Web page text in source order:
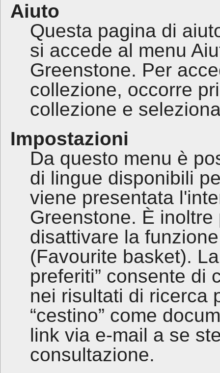
Aiuto
Questa pagina di
si accede al menu
Greenstone. Per
collezione, occorre
collezione e
Impostazioni
Da questo menu è
di lingue disponibili
viene presentata
Greenstone. È
disattivare la
(Favourite basket).
preferiti” consente di
nei risultati di ricerca
“cestino” come
link via e-mail a se
consultazione.